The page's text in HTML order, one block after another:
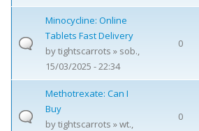
Minocycline: Online
Tablets Fast Delivery
bytightscarrots » sob.,
15/03/2025 - 22:34
0
Methotrexate: Can I
Buy
bytightscarrots » wt.,
0